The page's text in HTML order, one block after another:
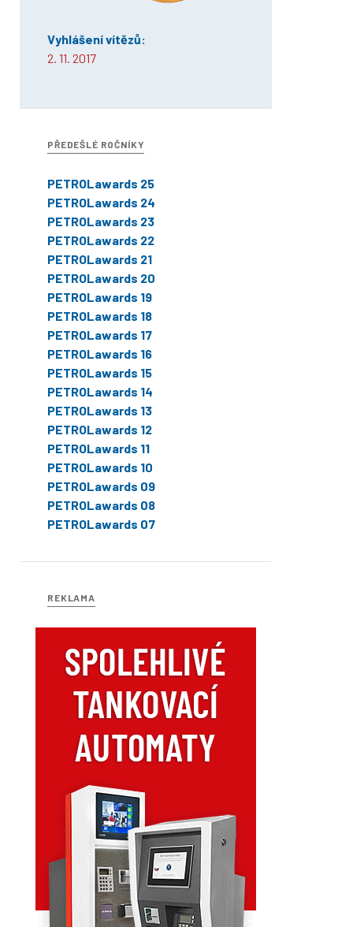
Vyhlášení vítězů:
2. 11. 2017
PŘEDEŠLÉ ROČNÍKY
PETROLawards 25
PETROLawards 24
PETROLawards 23
PETROLawards 22
PETROLawards 21
PETROLawards 20
PETROLawards 19
PETROLawards 18
PETROLawards 17
PETROLawards 16
PETROLawards 15
PETROLawards 14
PETROLawards 13
PETROLawards 12
PETROLawards 11
PETROLawards 10
PETROLawards 09
PETROLawards 08
PETROLawards 07
REKLAMA